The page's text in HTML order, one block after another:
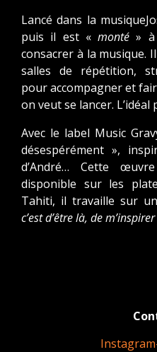
Lancé dans la
puis il est «monté » à
consacrer à la musique.
salles de répétition,
pour accompagner et
on veut se lancer. L’idéal
Avec le label Music
désespérément »,
d’André… Cette
disponible sur les
Tahiti, il travaille sur
c’est d’être là, de